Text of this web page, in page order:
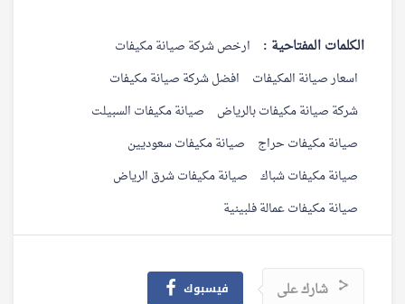
الكلمات المفتاحية :
ارخص شركة صيانة مكيفات
اسعار صيانة المكيفات
افضل شركة صيانة مكيفات
شركة صيانة مكيفات بالرياض
صيانة مكيفات السبيلت
صيانة مكيفات حراج
صيانة مكيفات سعوديين
صيانة مكيفات شباك صيانة مكيفات شرق الرياض
صيانة مكيفات عمالة فلبينية
شارك على فيسبوك